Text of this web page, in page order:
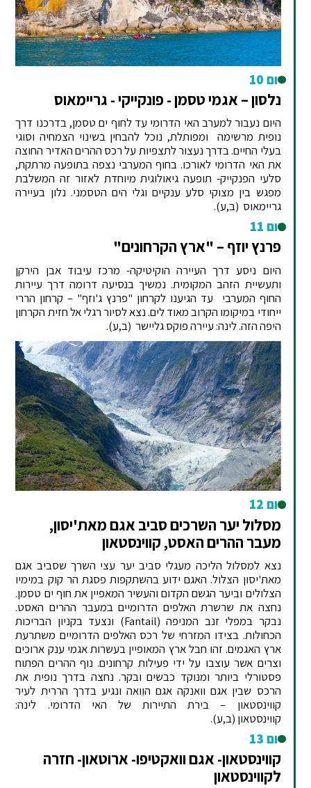
יום 10
נלסון – אגמי טסמן - פונקייקי - גריימאוס
היום נעבור למערב האי הדרומי עד לחוף ים טסמן, בדרכנו דרך
נופית מרשימה ומפותלת, נוכל להבחין בשינוי הצמחיה וסוגי
בעלי החיים. בדרך נעצור לתצפיות על רכס ההרים האדיר החוצה
את האי הדרומי לאורכו. בחוף המערבי נצפה בתופעה מרתקת,
סלעי הפנקייק- תופעה גיאולוגית מיוחדת לאזור זה המשלבת
מפגש בין מצוקי סלע ענקיים וגלי הים הטסמני. נלון בעיירה
גריימאוס (ב,ע).
יום 11
פרנץ יוזף – "ארץ הקרחונים"
היום ניסע דרך העיירה הוקיטיקה- מרכז עיבוד אבן הירקן
ותעשיית הזהב המקומית. נמשיך בנסיעה דרומה דרך עיירות
החוף המערבי עד הגיענו לקרחון "פרנץ ג'וזף" – קרחון הררי
ייחודי במיקומו הקרוב מאוד לים. נצא לסיור רגלי אל חזית הקרחון
היפה הזה. לינה: עיירה פוקס גליישר (ב,ע).
יום 12
מסלול יער השרכים סביב אגם מאת'יסון,
מעבר ההרים האסט, קווינסטאון
נצא למסלול הליכה מעגלי סביב יער עצי השרך שסביב אגם
מאת'יסון הצלול. האגם ידוע בהשתקפות פסגת הר קוק במימיו
הצלולים וביער הגשם הקדום והעשיר המאפיין את חוף ים טסמן.
נחצה את שרשרת האלפים הדרומיים במעבר ההרים האסט.
נבקר במפלי זנב המניפה (Fantail) ונצעד בקניון הבריכות
הכחולות. בצידו המזרחי של רכס האלפים הדרומיים משתרעת
ארץ האגמים. זהו חבל ארץ המאופיין בעשרות אגמי ענק ארוכים
וצרים אשר עוצבו על ידי פעילות קרחונים. נוף ההרים הפתוח
פסטורלי ביותר ומנוקד כבשים ובקר. נחצה בדרך נופית את
הרכס שבין אגם וואנקה אגם הוֵואה ונגיע בדרך הררית לעיר
קווינסטאון – בירת התיירות של האי הדרומי. לינה:
קווינסטאון (ב,ע).
יום 13
קווינסטאון- אגם וואקטיפו- ארוטאון- חזרה
לקווינסטאון